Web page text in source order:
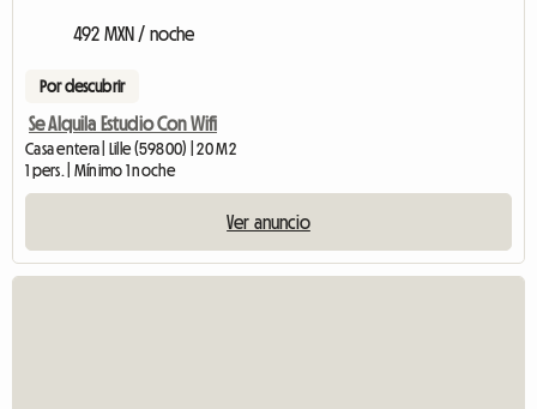
492 MXN / noche
Por descubrir
Se Alquila Estudio Con Wifi
Casa entera | Lille (59800) | 20 M2
1 pers. | Mínimo 1 noche
Ver anuncio